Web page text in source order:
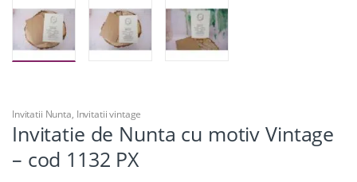
Invitatii Nunta, Invitatii vintage
Invitatie de Nunta cu motiv Vintage
– cod 1132 PX